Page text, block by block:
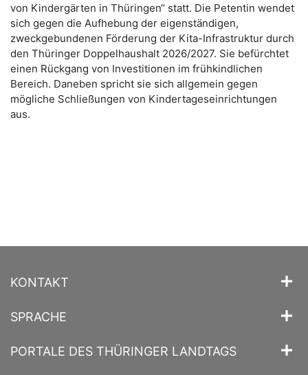
von Kindergärten in Thüringen“ statt. Die Petentin wendet
sich gegen die Aufhebung der eigenständigen,
zweckgebundenen Förderung der Kita-Infrastruktur durch
den Thüringer Doppelhaushalt 2026/2027. Sie befürchtet
einen Rückgang von Investitionen im frühkindlichen
Bereich. Daneben spricht sie sich allgemein gegen
mögliche Schließungen von Kindertageseinrichtungen
aus.
KONTAKT
SPRACHE
PORTALE DES THÜRINGER LANDTAGS